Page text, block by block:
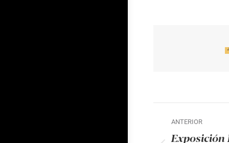
entre
ANTERIOR
Exposición